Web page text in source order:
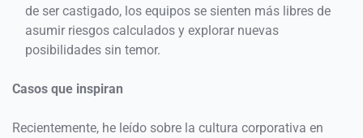
de ser castigado, los equipos se sienten más libres de
asumir riesgos calculados y explorar nuevas
posibilidades sin temor.
Casos que inspiran
Recientemente, he leído sobre la cultura corporativa en